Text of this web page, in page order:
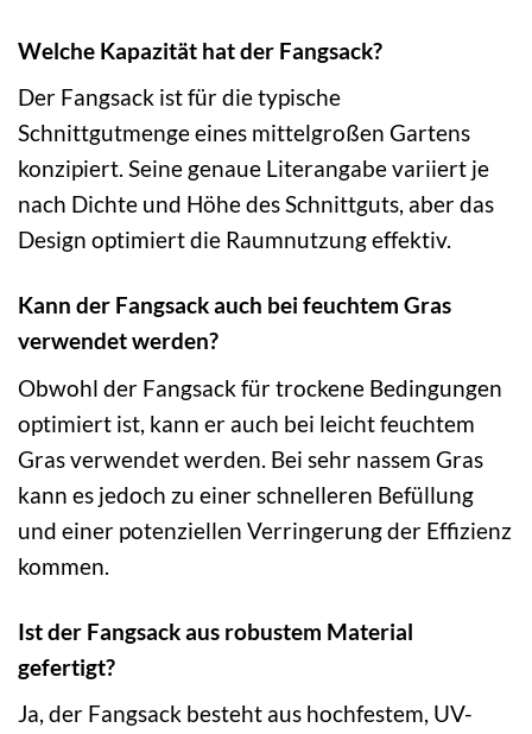
Welche Kapazität hat der Fangsack?
Der Fangsack ist für die typische
Schnittgutmenge eines mittelgroßen Gartens
konzipiert. Seine genaue Literangabe variiert je
nach Dichte und Höhe des Schnittguts, aber das
Design optimiert die Raumnutzung effektiv.
Kann der Fangsack auch bei feuchtem Gras
verwendet werden?
Obwohl der Fangsack für trockene Bedingungen
optimiert ist, kann er auch bei leicht feuchtem
Gras verwendet werden. Bei sehr nassem Gras
kann es jedoch zu einer schnelleren Befüllung
und einer potenziellen Verringerung der Effizienz
kommen.
Ist der Fangsack aus robustem Material
gefertigt?
Ja, der Fangsack besteht aus hochfestem, UV-